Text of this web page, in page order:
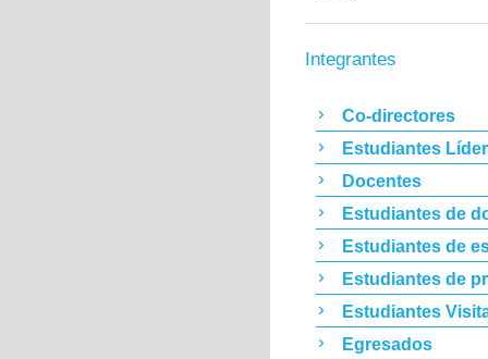
Integrantes
Co-directores
Estudiantes
Docentes
Estudiantes de
Estudiantes de
Estudiantes de
Estudiantes
Egresados